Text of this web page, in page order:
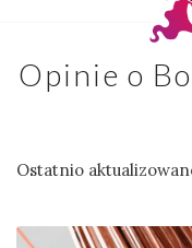
Opinie o
Ostatnio